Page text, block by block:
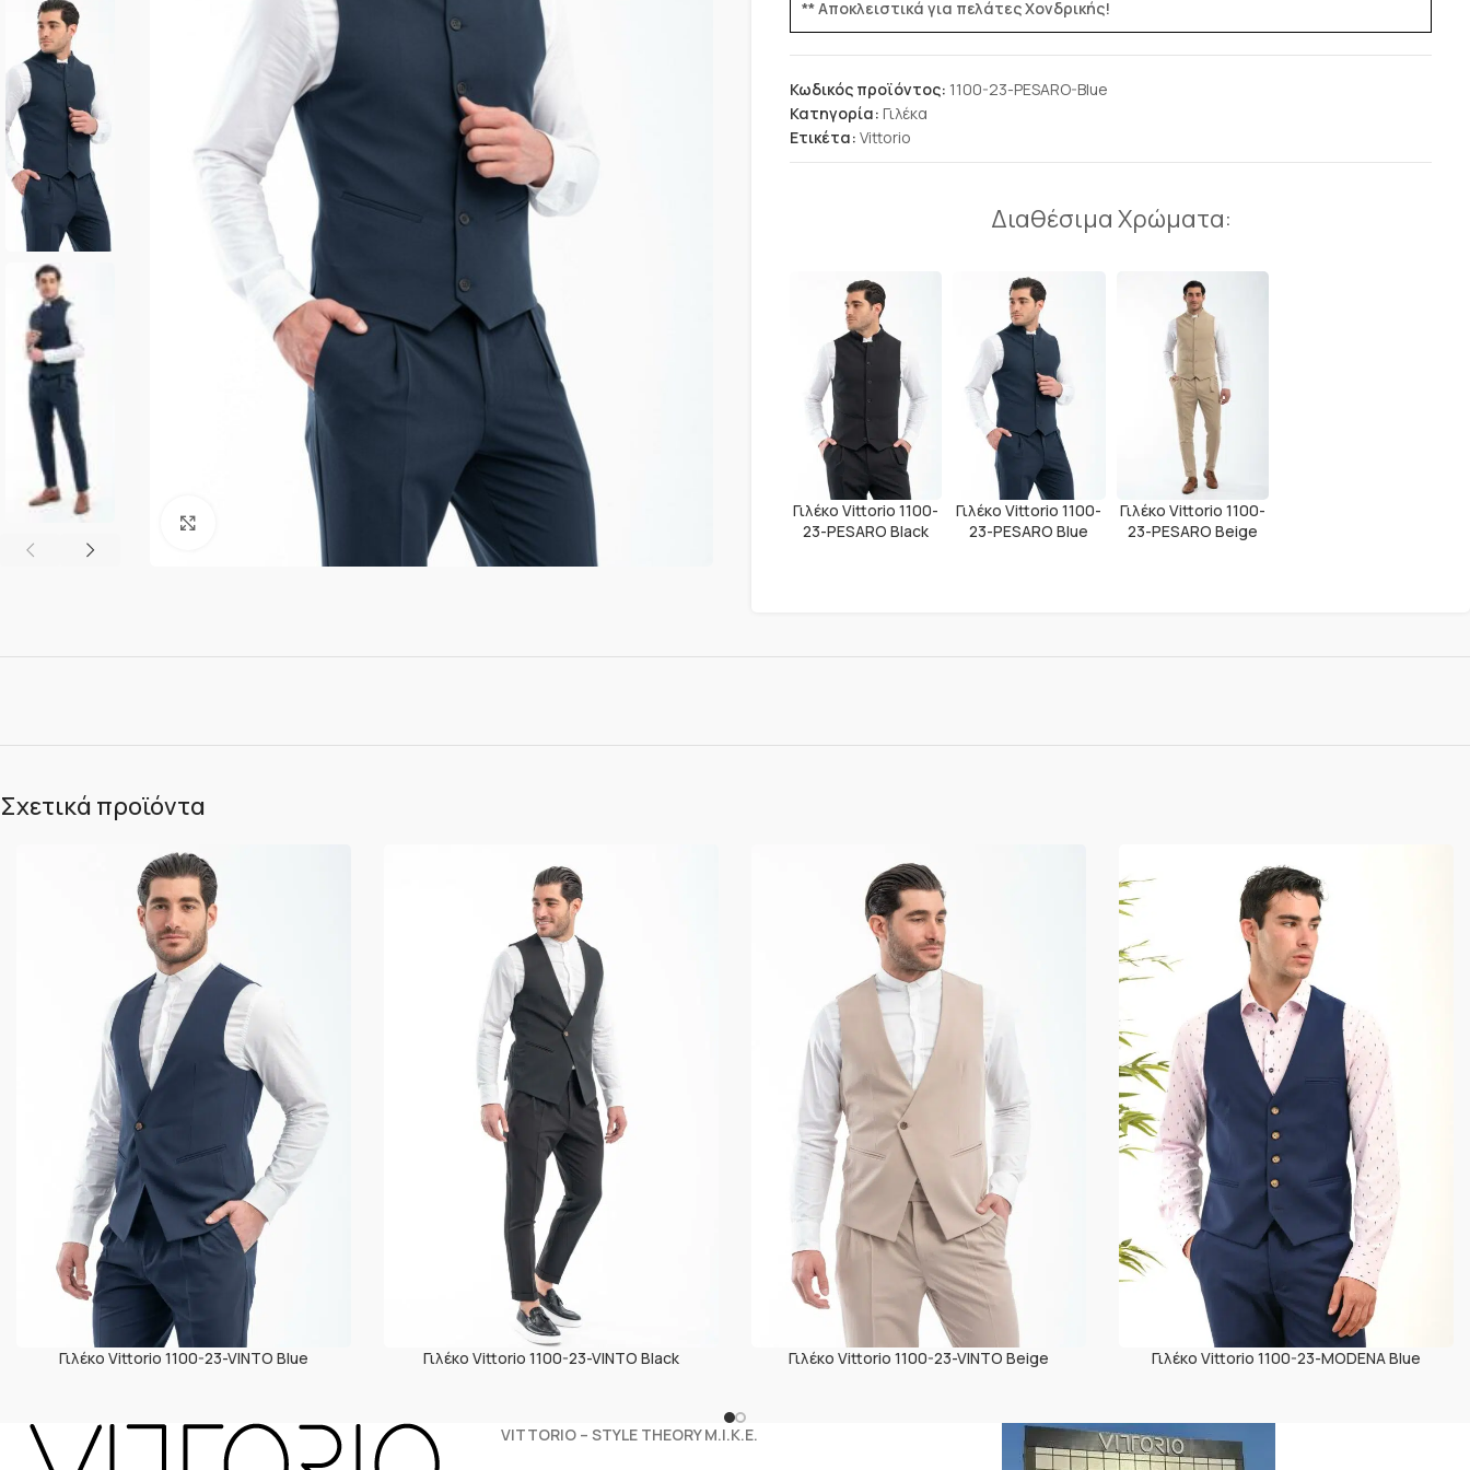
Κλικ για μεγέθυνση
** Αποκλειστικά για πελάτες Χονδρικής!
Κωδικός προϊόντος: 1100-23-PESARO-Blue
Κατηγορία: Γιλέκα
Ετικέτα: Vittorio
Διαθέσιμα Χρώματα:
Γιλέκο Vittorio 1100-
23-PESARO Black
Γιλέκο Vittorio 1100-
23-PESARO Blue
Γιλέκο Vittorio 1100-
23-PESARO Beige
Σχετικά προϊόντα
Γιλέκο Vittorio 1100-23-VINTO Blue Γιλέκο Vittorio 1100-23-VINTO Black Γιλέκο Vittorio 1100-23-VINTO Beige Γιλέκο Vittorio 1100-23-MODENA Blue
VITTORIO – STYLE THEORY M.I.K.E.